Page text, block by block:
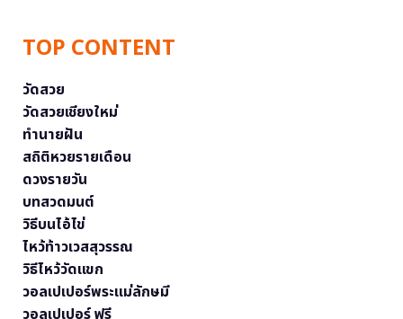
TOP CONTENT
วัดสวย
วัดสวยเชียงใหม่
ทำนายฝัน
สถิติหวยรายเดือน
ดวงรายวัน
บทสวดมนต์
วิธีบนไอ้ไข่
ไหว้ท้าวเวสสุวรรณ
วิธีไหว้วัดแขก
วอลเปเปอร์พระแม่ลักษมี
วอลเปเปอร์ ฟรี